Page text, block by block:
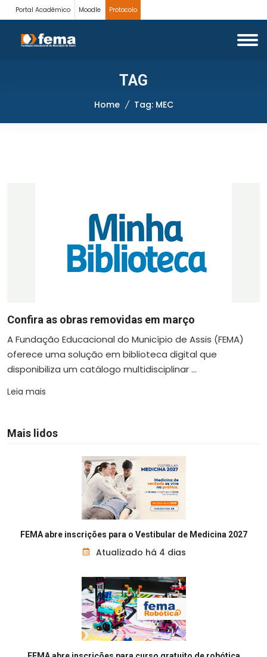
Portal Acadêmico Moodle Protocolo
TAG
Home Tag: MEC
Confira as obras removidas em março
A Fundação Educacional do Município de Assis (FEMA)
oferece uma solução em biblioteca digital que
disponibiliza um catálogo multidisciplinar ...
Leia mais
Mais lidos
FEMA abre inscrições para o Vestibular de Medicina 2027
Atualizado há 4 dias